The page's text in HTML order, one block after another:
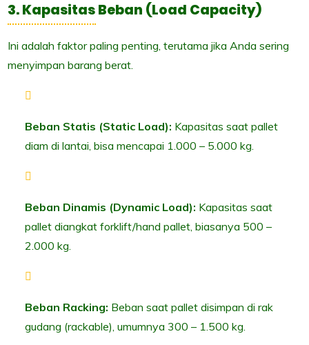
3. Kapasitas Beban (Load Capacity)
Ini adalah faktor paling penting, terutama jika Anda sering
menyimpan barang berat.
Beban Statis (Static Load): Kapasitas saat pallet
diam di lantai, bisa mencapai 1.000 – 5.000 kg.
Beban Dinamis (Dynamic Load): Kapasitas saat
pallet diangkat forklift/hand pallet, biasanya 500 –
2.000 kg.
Beban Racking: Beban saat pallet disimpan di rak
gudang (rackable), umumnya 300 – 1.500 kg.